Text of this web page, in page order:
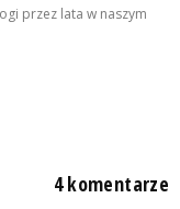
przez lata w naszym
4 komentarze
?